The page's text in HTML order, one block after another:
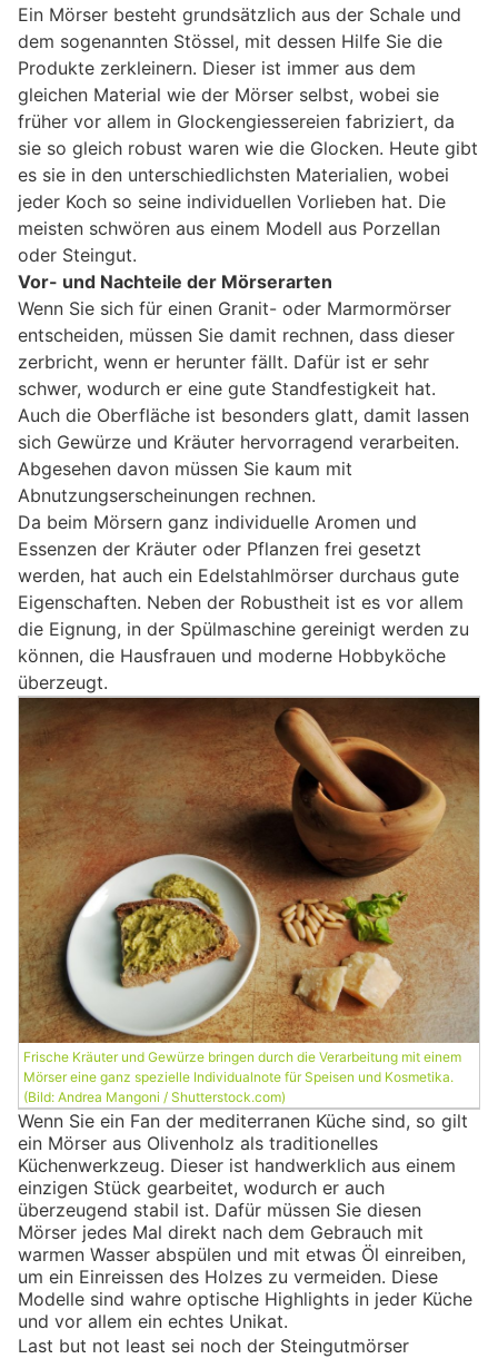
Ein Mörser besteht grundsätzlich aus der Schale und
dem sogenannten Stössel, mit dessen Hilfe Sie die
Produkte zerkleinern. Dieser ist immer aus dem
gleichen Material wie der Mörser selbst, wobei sie
früher vor allem in Glockengiessereien fabriziert, da
sie so gleich robust waren wie die Glocken. Heute gibt
es sie in den unterschiedlichsten Materialien, wobei
jeder Koch so seine individuellen Vorlieben hat. Die
meisten schwören aus einem Modell aus Porzellan
oder Steingut.
Vor- und Nachteile der Mörserarten
Wenn Sie sich für einen Granit- oder Marmormörser
entscheiden, müssen Sie damit rechnen, dass dieser
zerbricht, wenn er herunter fällt. Dafür ist er sehr
schwer, wodurch er eine gute Standfestigkeit hat.
Auch die Oberfläche ist besonders glatt, damit lassen
sich Gewürze und Kräuter hervorragend verarbeiten.
Abgesehen davon müssen Sie kaum mit
Abnutzungserscheinungen rechnen.
Da beim Mörsern ganz individuelle Aromen und
Essenzen der Kräuter oder Pflanzen frei gesetzt
werden, hat auch ein Edelstahlmörser durchaus gute
Eigenschaften. Neben der Robustheit ist es vor allem
die Eignung, in der Spülmaschine gereinigt werden zu
können, die Hausfrauen und moderne Hobbyköche
überzeugt.
Frische Kräuter und Gewürze bringen durch die Verarbeitung mit einem
Mörser eine ganz spezielle Individualnote für Speisen und Kosmetika.
(Bild: Andrea Mangoni / Shutterstock.com)
Wenn Sie ein Fan der mediterranen Küche sind, so gilt
ein Mörser aus Olivenholz als traditionelles
Küchenwerkzeug. Dieser ist handwerklich aus einem
einzigen Stück gearbeitet, wodurch er auch
überzeugend stabil ist. Dafür müssen Sie diesen
Mörser jedes Mal direkt nach dem Gebrauch mit
warmen Wasser abspülen und mit etwas Öl einreiben,
um ein Einreissen des Holzes zu vermeiden. Diese
Modelle sind wahre optische Highlights in jeder Küche
und vor allem ein echtes Unikat.
Last but not least sei noch der Steingutmörser